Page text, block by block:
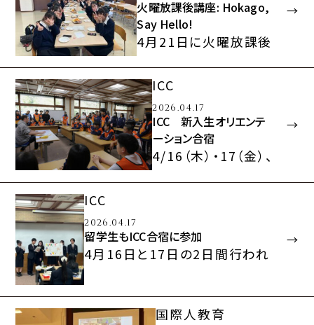
火曜放課後講座: Hokago,
Say Hello!
4月21日に火曜放課後
して、留学生との交流
会「Hokago,…
ICC
2026.04.17
ICC 新入生オリエンテ
ーション合宿
4/16（木）・17（金）、
ICC
2026.04.17
留学生もICC合宿に参加
4月16日と17日の2日間行われ
国際人教育